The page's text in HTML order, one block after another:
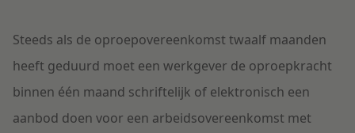
Steeds als de oproepovereenkomst twaalf maanden
heeft geduurd moet een werkgever de oproepkracht
binnen één maand schriftelijk of elektronisch een
aanbod doen voor een arbeidsovereenkomst met